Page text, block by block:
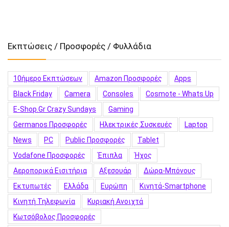
Εκπτώσεις / Προσφορές / Φυλλάδια
10ήμερο Εκπτώσεων Amazon Προσφορές
Apps
Black Friday
Camera Consoles
Cosmote - Whats Up
E-Shop.gr Crazy Sundays
Gaming
Germanos Προσφορές
Hλεκτρικές Συσκευές
Laptop
News
PC Public Προσφορές
Tablet
Vodafone Προσφορές
Έπιπλα
Ήχος
Αεροπορικά Εισιτήρια
Αξεσουάρ
Δώρα-Μπόνους
Εκτυπωτές
Ελλάδα Ευρώπη
Κινητά-Smartphone
Κινητή Τηλεφωνία
Κυριακή Ανοιχτά
Κωτσόβολος Προσφορές